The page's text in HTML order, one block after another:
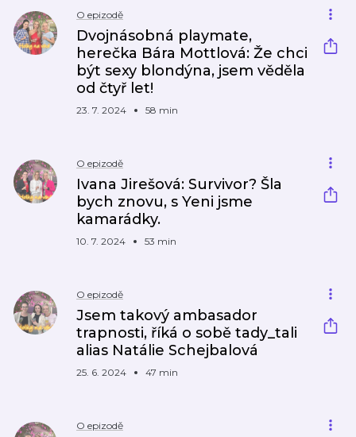
O epizodě
Dvojnásobná playmate,
herečka Bára Mottlová: Že chci
být sexy blondýna, jsem věděla
od čtyř let!
23. 7. 2024 58 min
O epizodě
Ivana Jirešová: Survivor? Šla
bych znovu, s Yeni jsme
kamarádky.
10. 7. 2024 53 min
O epizodě
Jsem takový ambasador
trapnosti, říká o sobě tady_tali
alias Natálie Schejbalová
25. 6. 2024 47 min
O epizodě